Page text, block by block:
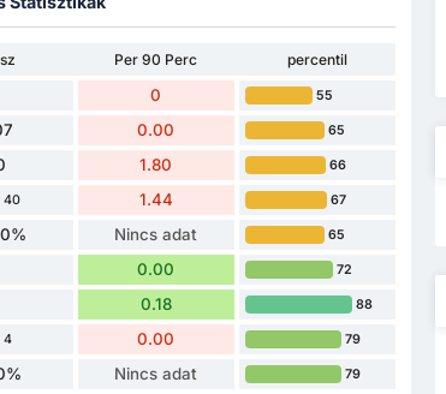
Per 90 Perc
percentil
0 55
0.00 65
1.80 66
40 1.44 67
Nincs adat 65
0.00 72
0.18 88
4 0.00 79
Nincs adat 79